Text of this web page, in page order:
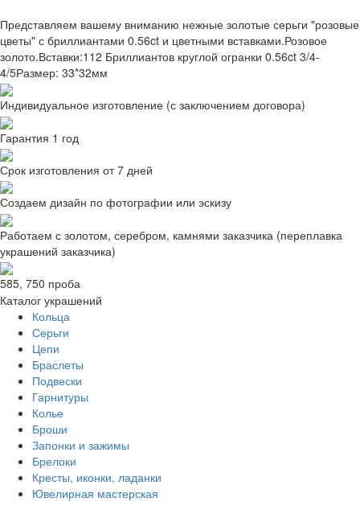
Представляем вашему вниманию нежные золотые серьги "розовые
цветы" с бриллиантами 0.56ct и цветными вставками.Розовое
золото.Вставки:112 Бриллиантов круглой огранки 0.56ct 3/4-
4/5Размер: 33*32мм
Индивидуальное изготовление (с заключением договора)
Гарантия 1 год
Срок изготовления от 7 дней
Создаем дизайн по фотографии или эскизу
Работаем с золотом, серебром, камнями заказчика (переплавка
украшений заказчика)
585, 750 проба
Каталог украшений
Кольца
Серьги
Цепи
Браслеты
Подвески
Гарнитуры
Колье
Броши
Запонки и зажимы
Брелоки
Кресты, иконки, ладанки
Ювелирная мастерская